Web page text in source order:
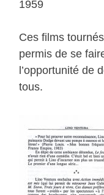
1959
Ces films
permis de se
l’opportunité de
tous.